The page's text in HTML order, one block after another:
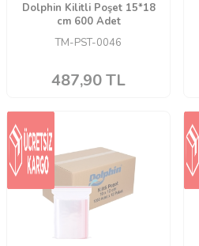
Dolphin Kilitli Poşet 15*18
cm 600 Adet
TM-PST-0046
487,90TL